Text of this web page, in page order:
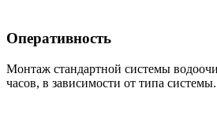
Оперативность
Монтаж стандартной системы
часов, в зависимости от типа системы.